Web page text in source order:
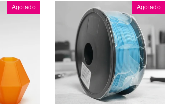
Agotado Agotado